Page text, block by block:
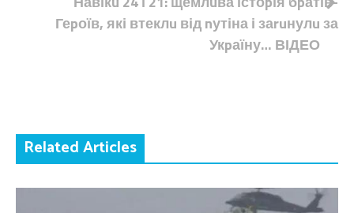
Геpоїв, які втеклu від nутіна і заruнулu за
Укpаїну… ВІДЕО
Related Articles